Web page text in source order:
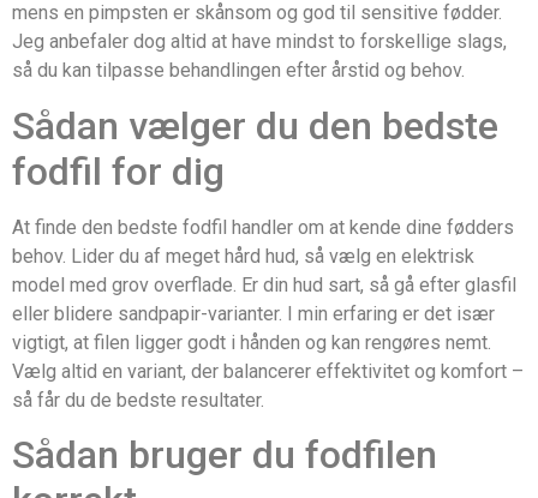
mens en pimpsten er skånsom og god til sensitive fødder.
Jeg anbefaler dog altid at have mindst to forskellige slags,
så du kan tilpasse behandlingen efter årstid og behov.
Sådan vælger du den bedste
fodfil for dig
At finde den bedste fodfil handler om at kende dine fødders
behov. Lider du af meget hård hud, så vælg en elektrisk
model med grov overflade. Er din hud sart, så gå efter glasfil
eller blidere sandpapir-varianter. I min erfaring er det især
vigtigt, at filen ligger godt i hånden og kan rengøres nemt.
Vælg altid en variant, der balancerer effektivitet og komfort –
så får du de bedste resultater.
Sådan bruger du fodfilen